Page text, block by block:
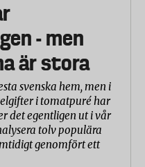
- men
är stora
svenska hem, men i
i tomatpuré har
det egentligen ut i vår
tolv populära
genomfört ett